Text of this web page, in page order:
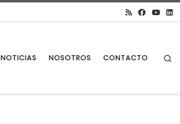
NOTICIAS NOSOTROS CONTACTO